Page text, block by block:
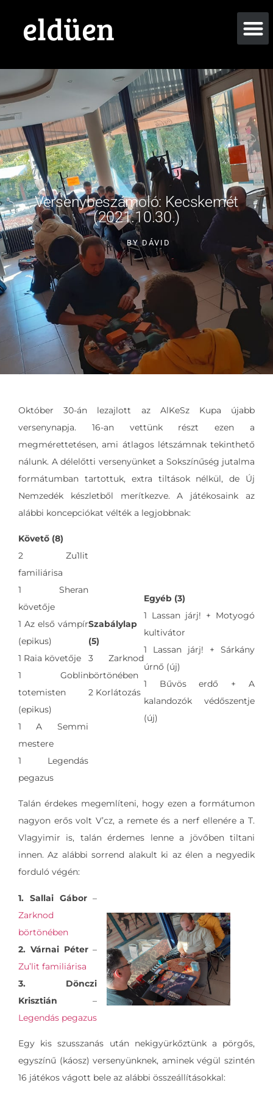
eldüen
Versenybeszámoló: Kecskemét
(2021.10.30.)
BY DÁVID
Október 30-án lezajlott az AlKeSz Kupa újabb
versenynapja. 16-an vettünk részt ezen a
megmérettetésen, ami átlagos létszámnak tekinthető
nálunk. A délelőtti versenyünket a Sokszínűség jutalma
formátumban tartottuk, extra tiltások nélkül, de Új
Nemzedék készletből merítkezve. A játékosaink az
alábbi koncepciókat vélték a legjobbnak:
Követő (8)
2 Zu1lit
familiárisa
1 Sheran
követője
1 Az első vámpír
(epikus)
1 Raia követője
1 Goblin
totemisten
(epikus)
1 A Semmi
mestere
1 Legendás
pegazus
Szabálylap
(5)
3 Zarknod
börtönében
2 Korlátozás
Egyéb (3)
1 Lassan járj! + Motyogó
kultivátor
1 Lassan járj! + Sárkány
úrnő (új)
1 Bűvös erdő + A
kalandozók védőszentje
(új)
Talán érdekes megemlíteni, hogy ezen a formátumon
nagyon erős volt V’cz, a remete és a nerf ellenére a T.
Vlagyimir is, talán érdemes lenne a jövőben tiltani
innen. Az alábbi sorrend alakult ki az élen a negyedik
forduló végén:
1. Sallai Gábor–
Zarknod
börtönében
2. Várnai Péter–
Zu’lit familiárisa
3. Dönczi
Krisztián –
Legendás pegazus
Egy kis szusszanás után nekigyürkőztünk a pörgős,
egyszínű (káosz) versenyünknek, aminek végül szintén
16 játékos vágott bele az alábbi összeállításokkal: